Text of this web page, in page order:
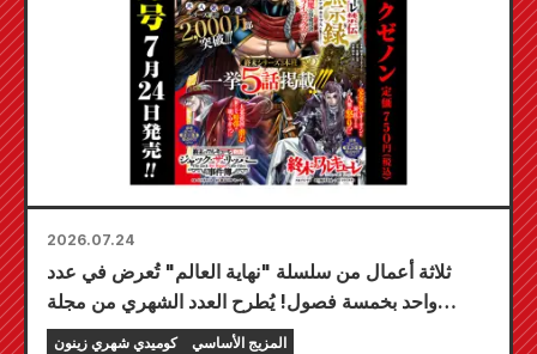
2026.07.24
ثلاثة أعمال من سلسلة "نهاية العالم" تُعرض في عدد
واحد بخمسة فصول! يُطرح العدد الشهري من مجلة
كوميدي شهري زينون المزيج الأساسي